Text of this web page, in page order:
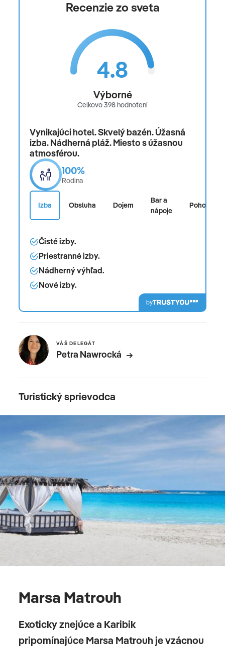
Recenzie zo sveta
4.8
Výborné
Celkovo 398 hodnotení
Vynikajúci hotel. Skvelý bazén. Úžasná
izba. Nádherná pláž. Miesto s úžasnou
atmosférou.
100%
Rodina
Izba Obsluha Dojem
Bar a
nápoje
Pohodlie
Čisté izby.
Priestranné izby.
Nádherný výhľad.
Nové izby.
by
VÁŠ DELEGÁT
Petra Nawrocká
Turistický sprievodca
Marsa Matrouh
Exoticky znejúce a Karibik
pripomínajúce Marsa Matrouh je vzácnou